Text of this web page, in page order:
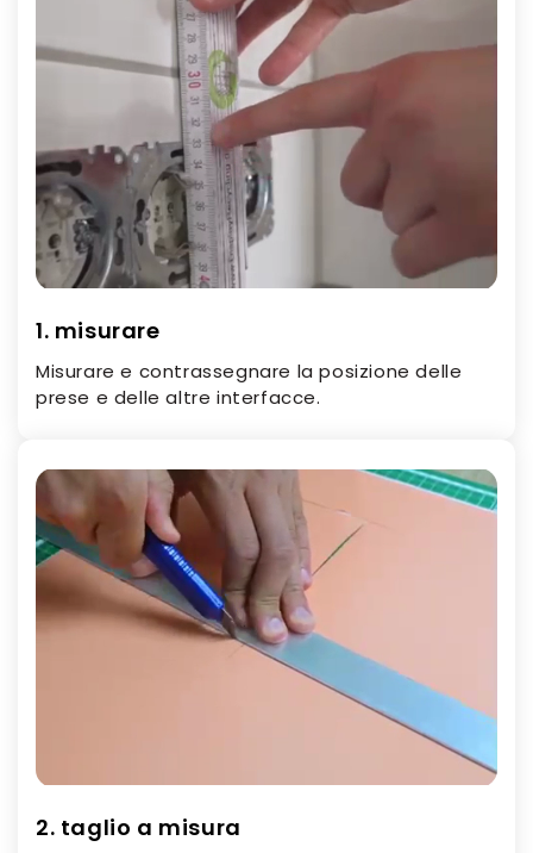
1. misurare
Misurare e contrassegnare la posizione delle
prese e delle altre interfacce.
2. taglio a misura